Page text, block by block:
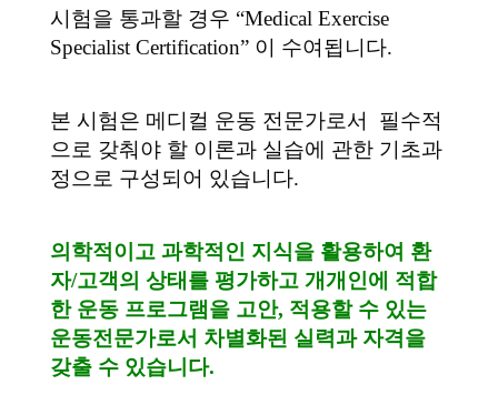
시험을 통과할 경우 “Medical Exercise
Specialist Certification” 이 수여됩니다.
본 시험은 메디컬 운동 전문가로서 필수적
으로 갖춰야 할 이론과 실습에 관한 기초과
정으로 구성되어 있습니다.
의학적이고 과학적인 지식을 활용하여 환
자/고객의 상태를 평가하고 개개인에 적합
한 운동 프로그램을 고안, 적용할 수 있는
운동전문가로서 차별화된 실력과 자격을
갖출 수 있습니다.